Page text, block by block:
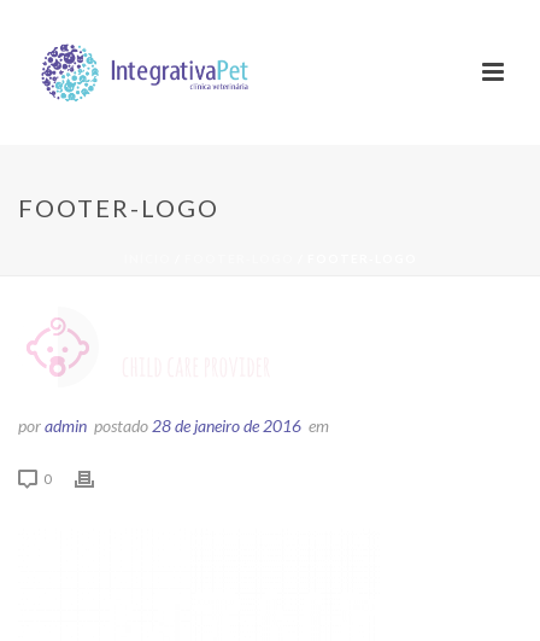
FOOTER-LOGO
poradmin postado 28 de janeiro de 2016 em
0